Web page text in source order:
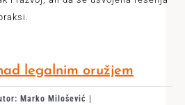
legalnim oružjem
Marko Milošević |